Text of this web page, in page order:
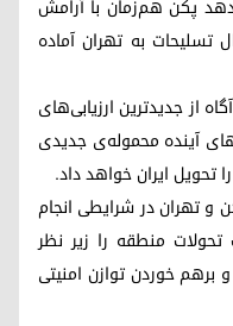
پکن هم‌زمان با آرامش
به تهران آماده
از جدیدترین ارزیابی‌های
آینده محموله‌ی جدیدی
تحویل ایران خواهد داد.
و تهران در شرایطی انجام
منطقه را زیر نظر
برهم خوردن توازن امنیتی